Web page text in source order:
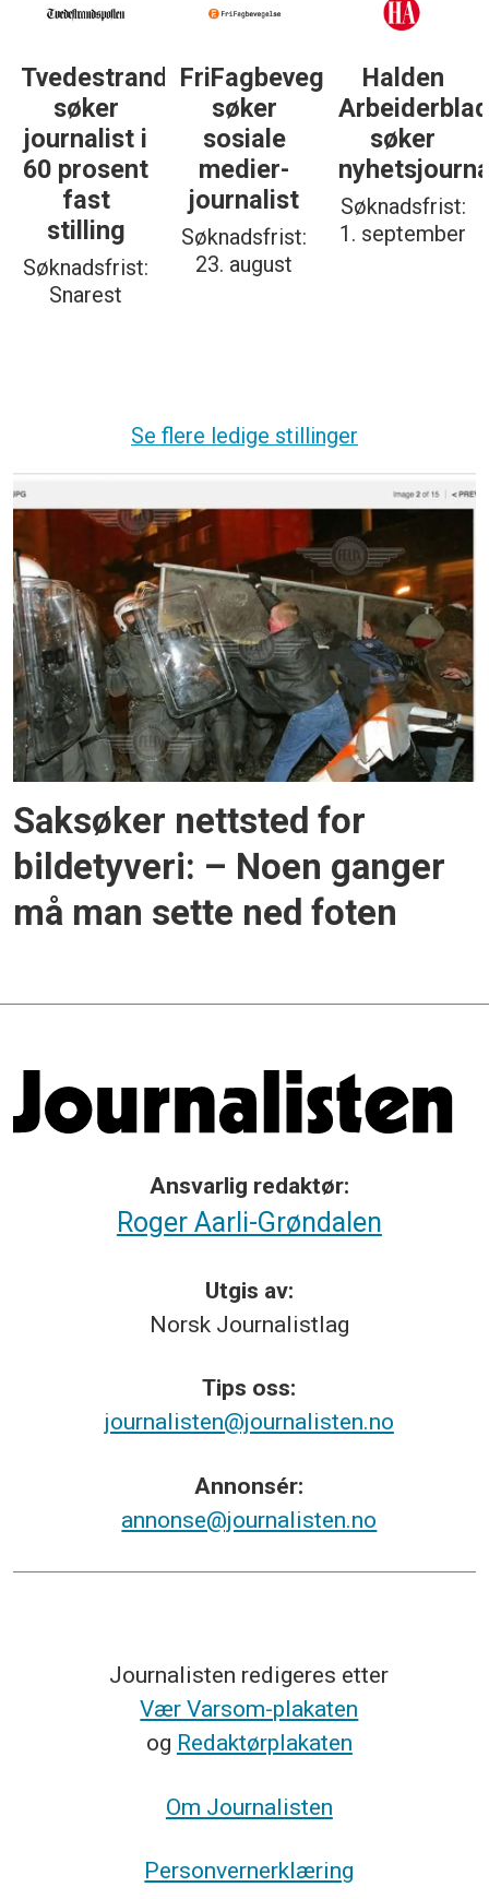
Tvedestrandsposten
søker
journalist i
60 prosent
fast
stilling
Søknadsfrist:
Snarest
FriFagbevegelse
søker
sosiale
medier-
journalist
Søknadsfrist:
23. august
Halden
Arbeiderblad
søker
Søknadsfrist:
1. september
Se flere ledige stillinger
Saksøker nettsted for
bildetyveri: – Noen ganger
må man sette ned foten
Ansvarlig redaktør:
Roger Aarli-Grøndalen
Utgis av:
Norsk Journalistlag
Tips oss:
journalisten@journalisten.no
Annonsér:
annonse@journalisten.no
Journalisten redigeres etter
Vær Varsom-plakaten
og Redaktørplakaten
Om Journalisten
Personvernerklæring